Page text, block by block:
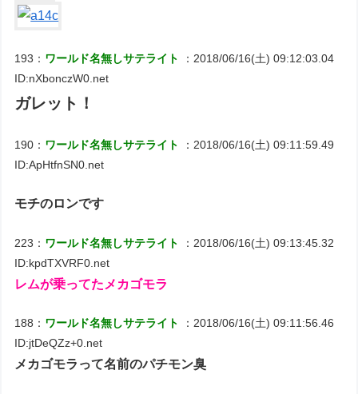
193： ワールド名無しサテライト
：2018/06/16(土) 09:12:03.04
ID:nXbonczW0.net
ガレット！
190： ワールド名無しサテライト
：2018/06/16(土) 09:11:59.49
ID:ApHtfnSN0.net
モチのロンです
223： ワールド名無しサテライト
：2018/06/16(土) 09:13:45.32
ID:kpdTXVRF0.net
レムが乗ってたメカゴモラ
188： ワールド名無しサテライト
：2018/06/16(土) 09:11:56.46
ID:jtDeQZz+0.net
メカゴモラって名前のパチモン臭